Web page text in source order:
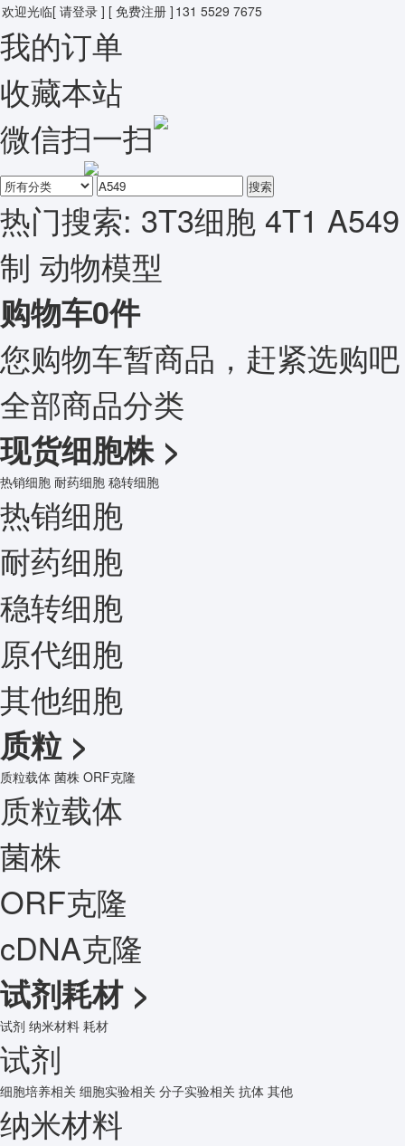
欢迎光临[ 请登录 ] [ 免费注册 ] 131 5529 7675
我的订单
收藏本站
微信扫一扫
搜索
热门搜索: 3T3细胞 4T1 A549
制 动物模型
购物车0件
您购物车暂商品，赶紧选购
全部商品分类
现货细胞株 >
热销细胞 耐药细胞 稳转细胞
热销细胞
耐药细胞
稳转细胞
原代细胞
其他细胞
质粒 >
质粒载体 菌株 ORF克隆
质粒载体
菌株
ORF克隆
cDNA克隆
试剂耗材 >
试剂 纳米材料 耗材
试剂
细胞培养相关 细胞实验相关 分子实验相关 抗体 其他
纳米材料